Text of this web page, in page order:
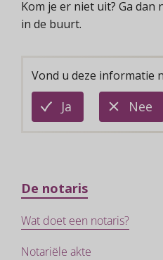
Kom je er niet uit? Ga
in de buurt.
Vond u deze informatie
Ja
informatie
Nee
is
De notaris
Wat doet een notaris?
Notariële akte